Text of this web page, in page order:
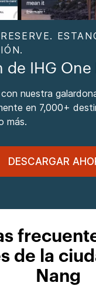
IHG One
nuestra
en 7,000+
más.
DESCARGAR
de la
Nang